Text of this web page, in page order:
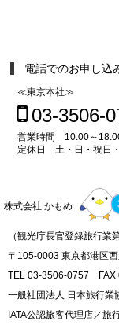
電話でのお申し込
≪東京本社≫
03-3506-
営業時間 10:00～
定休日 土・日・祝日
株式会社 かもめ
（観光庁長官登録旅行業
〒105-0003 東京都港区
TEL 03-3506-0757 FAX
一般社団法人 日本旅行業
IATA公認旅客代理店／旅